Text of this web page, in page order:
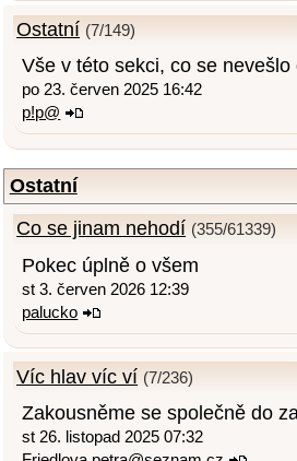
Ostatní (7/149)
Vše v této sekci, co se
po 23. červen 2025 16:42
p!p@
Ostatní
Co se jinam nehodí (355/61339)
Pokec úplně o všem
st 3. červen 2026 12:39
palucko
Víc hlav víc ví (7/236)
Zakousněme se společně do
st 26. listopad 2025 07:32